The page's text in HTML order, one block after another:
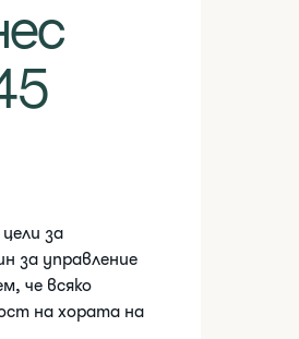
за
за управление
че всяко
на хората на